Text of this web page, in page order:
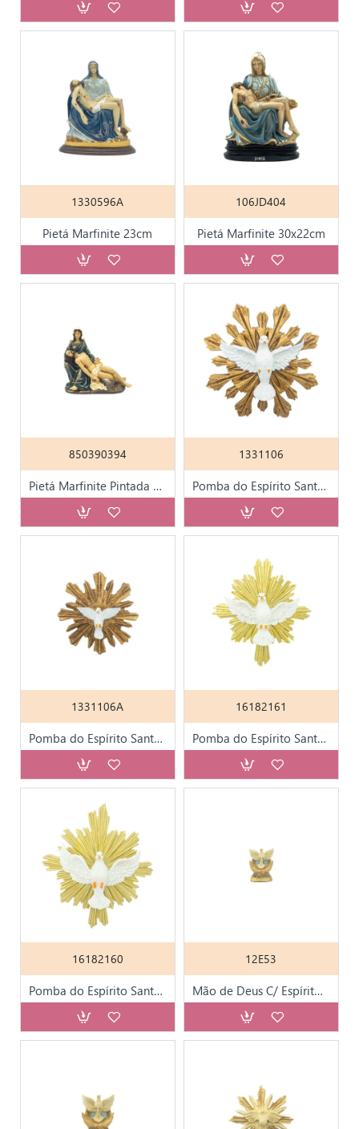
1330596A
Pietá Marfinite 23cm
106JD404
Pietá Marfinite 30x22cm
850390394
Pietá Marfinite Pintada à Mão 15cm
1331106
Pomba do Espírito Santo Grande 17*17cm
1331106A
Pomba do Espírito Santo Pequena 12*12cm
16182161
Pomba do Espírito Santo Pintada 18x20cm
16182160
Pomba do Espírito Santo Pintada 22x25cm
12E53
Mão de Deus C/ Espírito Santo Pintada